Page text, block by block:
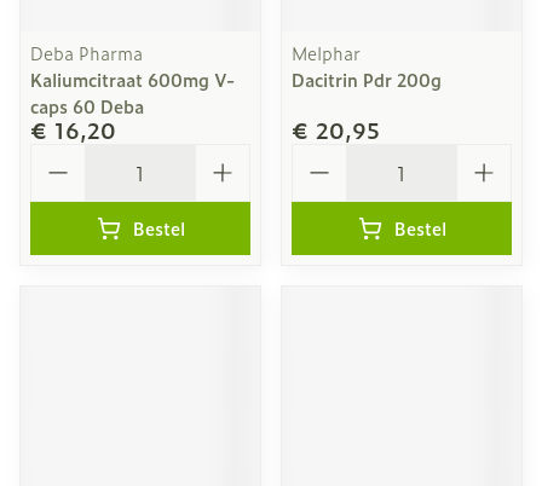
Deba Pharma
Kaliumcitraat 600mg V-
caps 60 Deba
€ 16,20
Bestel
Melphar
Dacitrin Pdr 200g
€ 20,95
Bestel